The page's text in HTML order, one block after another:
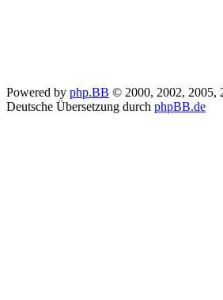
Powered by php.BB © 2000, 2002, 2005,
Deutsche Übersetzung durch phpBB.de